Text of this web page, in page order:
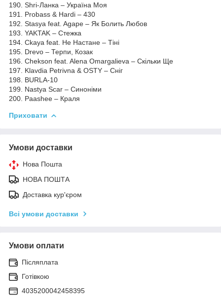
190. Shri-Ланка – Україна Моя
191. Probass & Hardi – 430
192. Stasya feat. Agape – Як Болить Любов
193. YAKTAK – Стежка
194. Ckaya feat. He Настане – Тіні
195. Drevo – Терпи, Козак
196. Chekson feat. Alena Omargalieva – Скільки Ще
197. Klavdia Petrivna & OSTY – Сніг
198. BURLA-10
199. Nastya Scar – Синоніми
200. Paashee – Краля
Приховати
Умови доставки
Нова Пошта
НОВА ПОШТА
Доставка кур'єром
Всі умови доставки
Умови оплати
Післяплата
Готівкою
4035200042458395